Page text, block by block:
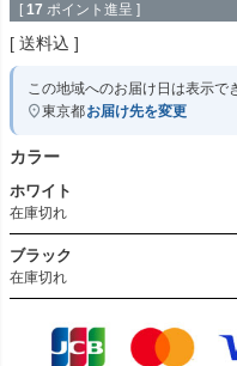
[ 17 ポイント進呈 ]
送料込
この地域へのお届け日は表示で
東京都お届け先を変更
カラー
ホワイト
在庫切れ
ブラック
在庫切れ